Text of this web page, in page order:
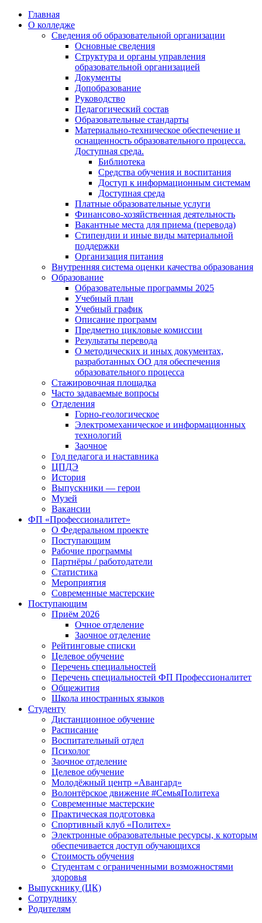
Перейти
содержимому
Главная
О колледже
Сведения об образовательной организации
Основные сведения
Структура и органы управления
образовательной организацией
Документы
Допобразование
Руководство
Педагогический состав
Образовательные стандарты
Материально-техническое обеспечение и
оснащенность образовательного процесса.
Доступная среда.
Библиотека
Средства обучения и воспитания
Доступ к информационным системам
Доступная среда
Платные образовательные услуги
Финансово-хозяйственная деятельность
Вакантные места для приема (перевода)
Стипендии и иные виды материальной
поддержки
Организация питания
Внутренняя система оценки качества образования
Образование
Образовательные программы 2025
Учебный план
Учебный график
Описание программ
Предметно цикловые комиссии
Результаты перевода
О методических и иных документах,
разработанных ОО для обеспечения
образовательного процесса
Стажировочная площадка
Часто задаваемые вопросы
Отделения
Горно-геологическое
Электромеханическое и информационных
технологий
Заочное
Год педагога и наставника
ЦПДЭ
История
Выпускники — герои
Музей
Вакансии
ФП «Профессионалитет»
О Федеральном проекте
Поступающим
Рабочие программы
Партнёры / работодатели
Статистика
Мероприятия
Современные мастерские
Поступающим
Приём 2026
Очное отделение
Заочное отделение
Рейтинговые списки
Целевое обучение
Перечень специальностей
Перечень специальностей ФП Профессионалитет
Общежития
Школа иностранных языков
Студенту
Дистанционное обучение
Расписание
Воспитательный отдел
Психолог
Заочное отделение
Целевое обучение
Молодёжный центр «Авангард»
Волонтёрское движение #СемьяПолитеха
Современные мастерские
Практическая подготовка
Спортивный клуб «Политех»
Электронные образовательные ресурсы, к которым
обеспечивается доступ обучающихся
Стоимость обучения
Студентам с ограниченными возможностями
здоровья
Выпускнику (ЦК)
Сотруднику
Родителям